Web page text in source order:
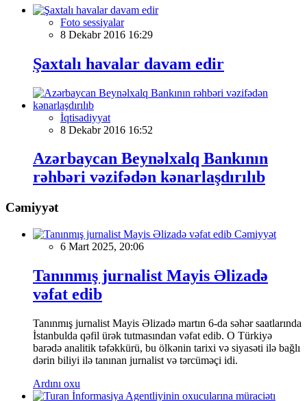
Foto sessiyalar
8 Dekabr 2016 16:29
Şaxtalı havalar davam edir
İqtisadiyyat
8 Dekabr 2016 16:52
Azərbaycan Beynəlxalq Bankının
rəhbəri vəzifədən kənarlaşdırılıb
Cəmiyyət
Cəmiyyət
6 Mart 2025, 20:06
Tanınmış jurnalist Mayis Əlizadə
vəfat edib
Tanınmış jurnalist Mayis Əlizadə martın 6-da səhər saatlarında
İstanbulda qəfil ürək tutmasından vəfat edib. O Türkiyə
barədə analitik təfəkkürü, bu ölkənin tarixi və siyasəti ilə bağlı
dərin biliyi ilə tanınan jurnalist və tərcüməçi idi.
Ardını oxu